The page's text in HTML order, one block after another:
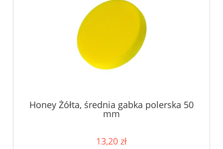
Honey Żółta, średnia gabka polerska 50
mm
13,20 zł